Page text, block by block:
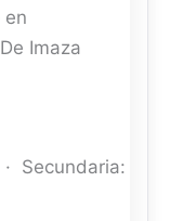
en
Imaza
Secundaria: